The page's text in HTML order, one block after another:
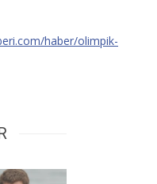
haber/olimpik-